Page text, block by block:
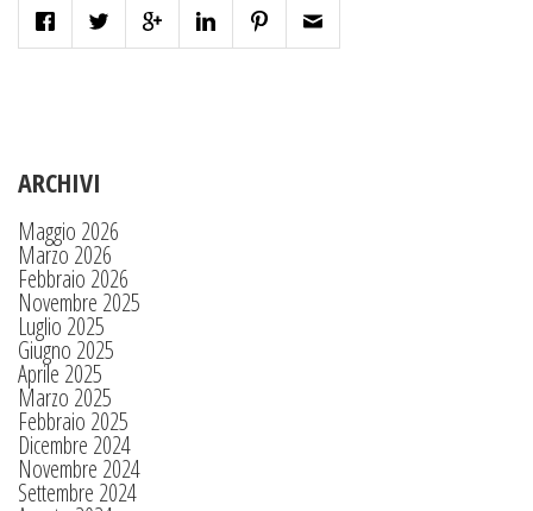
ARCHIVI
Maggio 2026
Marzo 2026
Febbraio 2026
Novembre 2025
Luglio 2025
Giugno 2025
Aprile 2025
Marzo 2025
Febbraio 2025
Dicembre 2024
Novembre 2024
Settembre 2024